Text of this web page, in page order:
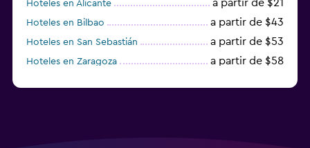
Hoteles en Alicante a partir de $21
Hoteles en Bilbao a partir de $43
Hoteles en San Sebastián a partir de $53
Hoteles en Zaragoza a partir de $58